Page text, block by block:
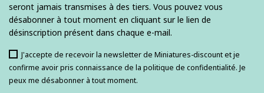
seront jamais transmises à des tiers. Vous pouvez vous
désabonner à tout moment en cliquant sur le lien de
désinscription présent dans chaque e-mail.
J'accepte de recevoir la newsletter de Miniatures-discount et je
confirme avoir pris connaissance de la politique de confidentialité. Je
peux me désabonner à tout moment.